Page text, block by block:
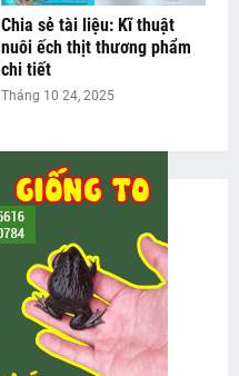
Chia sẻ tài liệu: Kĩ thuật
nuôi ếch thịt thương phẩm
chi tiết
Tháng 10 24, 2025